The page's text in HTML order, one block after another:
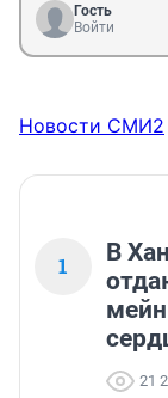
Гость
Войти
Новости СМИ2
1
В
21